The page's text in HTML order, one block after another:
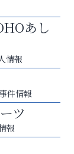
あし
情報
件情報
ツ
報